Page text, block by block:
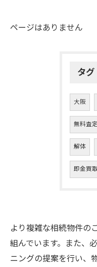
ページはありません
タグ
大阪
無料査
解体
即金買
より複雑な相続物件の
組んでいます。また、
ニングの提案を行い、